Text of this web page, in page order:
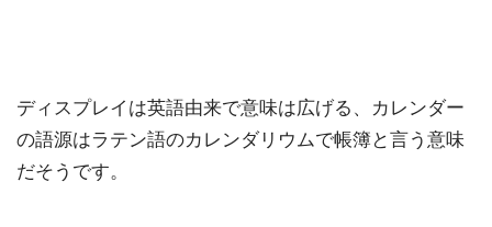
ディスプレイは英語由来で意味は広げる、カレンダー
の語源はラテン語のカレンダリウムで帳簿と言う意味
だそうです。